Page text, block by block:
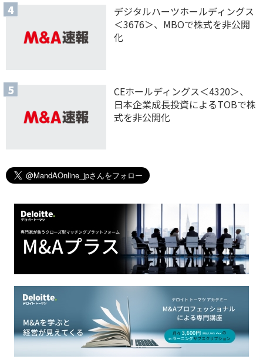
デジタルハーツホールディングス
＜3676＞、MBOで株式を非公開
化
CEホールディングス＜4320＞、
日本企業成長投資によるTOBで株
式を非公開化